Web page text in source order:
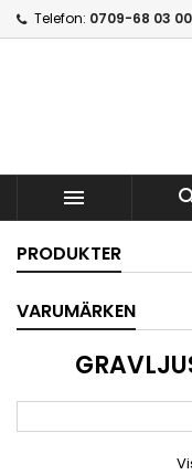
Telefon: 0709-68 03 00

PRODUKTER
VARUMÄRKEN